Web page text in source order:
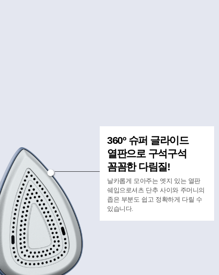
360º 슈퍼 글라이드
열판으로 구석구석
꼼꼼한 다림질!
날카롭게 모아주는 엣지 있는 열판
쉐입으로셔츠 단추 사이와 주머니의
좁은 부분도 쉽고 정확하게 다릴 수
있습니다.